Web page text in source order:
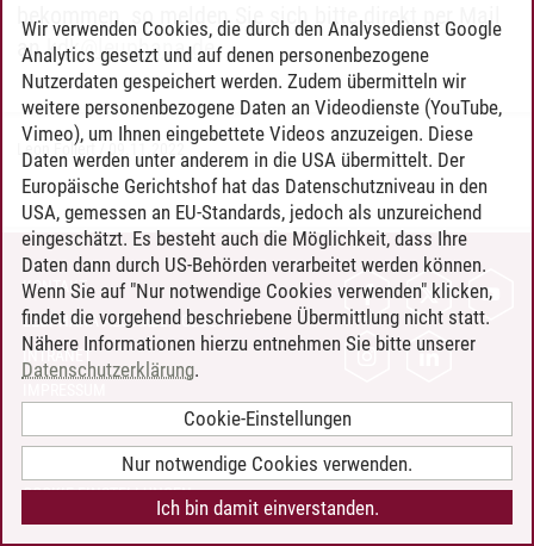
bekommen, so melden Sie sich bitte direkt per Mail
ankdk@ leuphana.de.
Leon Follert /09.11.2022
KONTAKT
LEUPHANA ALS ARBEITGEBER
INTRANET
BARRIEREFREIHEIT
COOKIE-EINSTELLUNGEN
Wir verwenden Cookies, die durch den Analysedienst Google
Analytics gesetzt und auf denen personenbezogene
Nutzerdaten gespeichert werden. Zudem übermitteln wir
weitere personenbezogene Daten an Videodienste (YouTube,
Vimeo), um Ihnen eingebettete Videos anzuzeigen. Diese
Daten werden unter anderem in die USA übermittelt. Der
Europäische Gerichtshof hat das Datenschutzniveau in den
USA, gemessen an EU-Standards, jedoch als unzureichend
eingeschätzt. Es besteht auch die Möglichkeit, dass Ihre
Daten dann durch US-Behörden verarbeitet werden können.
Wenn Sie auf "Nur notwendige Cookies verwenden" klicken,
findet die vorgehend beschriebene Übermittlung nicht statt.
Nähere Informationen hierzu entnehmen Sie bitte unserer
Datenschutzerklärung.
Cookie-Einstellungen
Nur notwendige Cookies verwenden.
Ich bin damit einverstanden.